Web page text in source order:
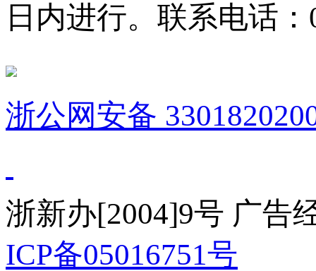
日内进行。联系电话：
浙公网安备
浙新办[2004]9号 广告
ICP备05016751号